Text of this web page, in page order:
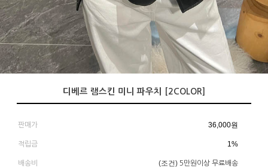
디베르 램스킨 미니 파우치 [2COLOR]
판매가 36,000원
적립금 1%
배송비 (조건) 5만원이상 무료배송